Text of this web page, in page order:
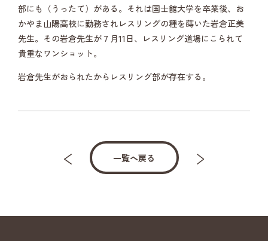
部にも（うったて）がある。それは国士舘大学を卒業後、お
かやま山陽高校に勤務されレスリングの種を蒔いた岩倉正美
先生。その岩倉先生が７月11日、レスリング道場にこられて
貴重なワンショット。
岩倉先生がおられたからレスリング部が存在する。
一覧へ戻る